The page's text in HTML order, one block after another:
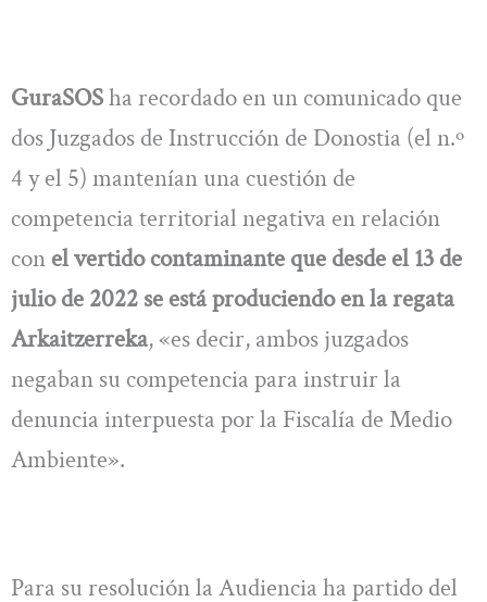
GuraSOSha recordado en un comunicado que
dos Juzgados de Instrucción de Donostia (el n.º
4 y el 5) mantenían una cuestión de
competencia territorial negativa en relación
con el vertido contaminante que desde el 13 de
julio de 2022 se está produciendo en la regata
Arkaitzerreka, «es decir, ambos juzgados
negaban su competencia para instruir la
denuncia interpuesta por la Fiscalía de Medio
Ambiente».
Para su resolución la Audiencia ha partido del